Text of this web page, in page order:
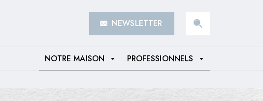
NEWSLETTER
NOTRE MAISON arrow_drop_down PROFESSIONNELS arrow_drop_down